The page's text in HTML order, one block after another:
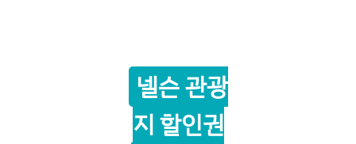
넬슨 관광
지 할인권